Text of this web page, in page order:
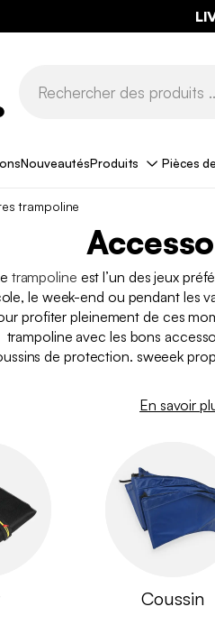
NouveautésProduits Pièces
trampoline
trampoline est l’un des jeux
le week-end ou pendant les
profiter pleinement de ces
trampoline avec les bons
de protection. sweeek
En savoir
Coussin